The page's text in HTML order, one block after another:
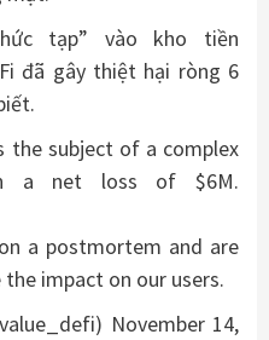
tạp” vào kho tiền
đã gây thiệt hại ròng 6
the subject of a complex
a net loss of $6M.
a postmortem and are
impact on our users.
November 14,